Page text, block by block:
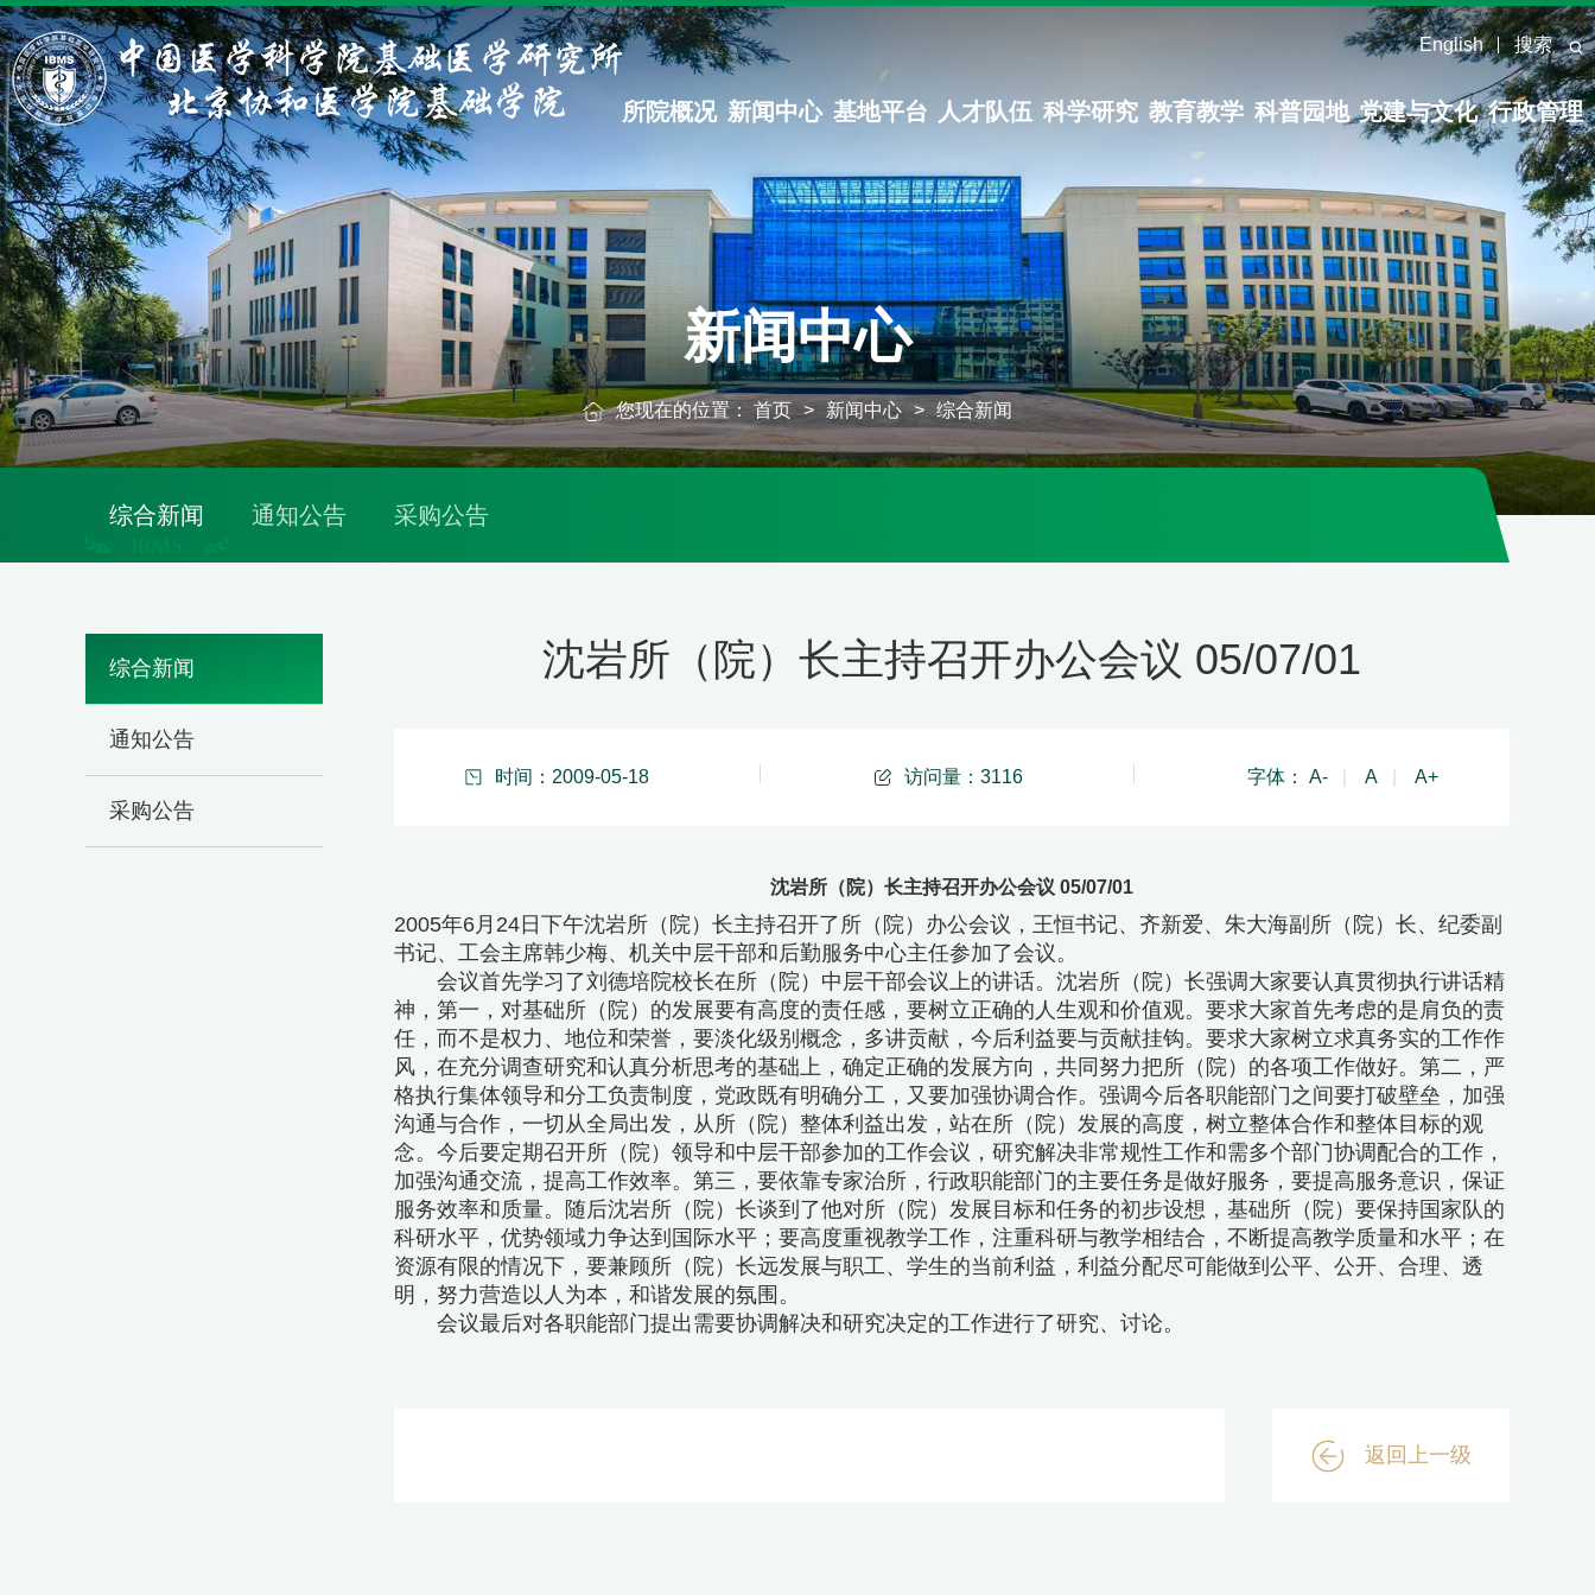
English 搜索
所院概况 新闻中心 基地平台 人才队伍 科学研究 教育教学 科普园地 党建与文化 行政管理
新闻中心
您现在的位置： 首页 > 新闻中心 > 综合新闻
综合新闻 通知公告 采购公告
综合新闻
通知公告
采购公告
沈岩所（院）长主持召开办公会议 05/07/01
时间：2009-05-18 访问量： 3116 字体： A- A A+
沈岩所（院）长主持召开办公会议 05/07/01
2005年6月24日下午沈岩所（院）长主持召开了所（院）办公会议，王恒书记、齐新爱、朱大海副所（院）长、纪委副
书记、工会主席韩少梅、机关中层干部和后勤服务中心主任参加了会议。
会议首先学习了刘德培院校长在所（院）中层干部会议上的讲话。沈岩所（院）长强调大家要认真贯彻执行讲话精
神，第一，对基础所（院）的发展要有高度的责任感，要树立正确的人生观和价值观。要求大家首先考虑的是肩负的责
任，而不是权力、地位和荣誉，要淡化级别概念，多讲贡献，今后利益要与贡献挂钩。要求大家树立求真务实的工作作
风，在充分调查研究和认真分析思考的基础上，确定正确的发展方向，共同努力把所（院）的各项工作做好。第二，严
格执行集体领导和分工负责制度，党政既有明确分工，又要加强协调合作。强调今后各职能部门之间要打破壁垒，加强
沟通与合作，一切从全局出发，从所（院）整体利益出发，站在所（院）发展的高度，树立整体合作和整体目标的观
念。今后要定期召开所（院）领导和中层干部参加的工作会议，研究解决非常规性工作和需多个部门协调配合的工作，
加强沟通交流，提高工作效率。第三，要依靠专家治所，行政职能部门的主要任务是做好服务，要提高服务意识，保证
服务效率和质量。随后沈岩所（院）长谈到了他对所（院）发展目标和任务的初步设想，基础所（院）要保持国家队的
科研水平，优势领域力争达到国际水平；要高度重视教学工作，注重科研与教学相结合，不断提高教学质量和水平；在
资源有限的情况下，要兼顾所（院）长远发展与职工、学生的当前利益，利益分配尽可能做到公平、公开、合理、透
明，努力营造以人为本，和谐发展的氛围。
会议最后对各职能部门提出需要协调解决和研究决定的工作进行了研究、讨论。
返回上一级